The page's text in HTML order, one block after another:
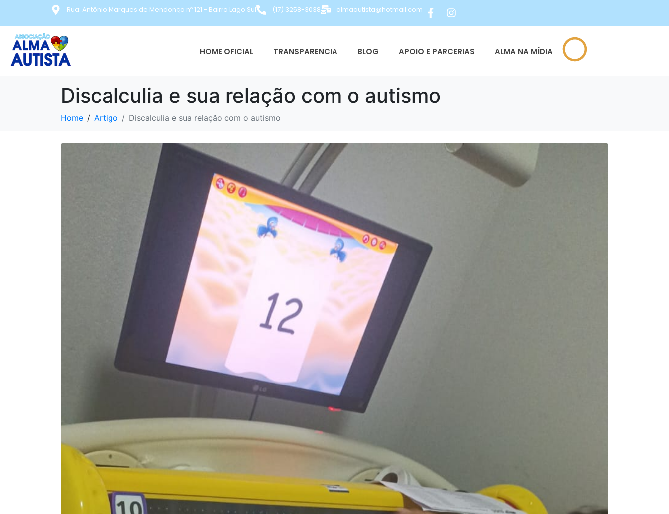
Rua: Antônio Marques de Mendonça nº 121 - Bairro Lago Sul (17) 3258-3038 almaautista@hotmail.com
HOME OFICIAL TRANSPARENCIA BLOG APOIO E PARCERIAS ALMA NA MÍDIA
Discalculia e sua relação com o autismo
Home Artigo Discalculia e sua relação com o autismo